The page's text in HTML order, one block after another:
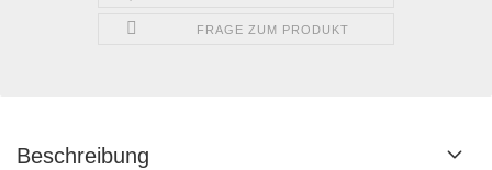
FRAGE ZUM PRODUKT
Beschreibung